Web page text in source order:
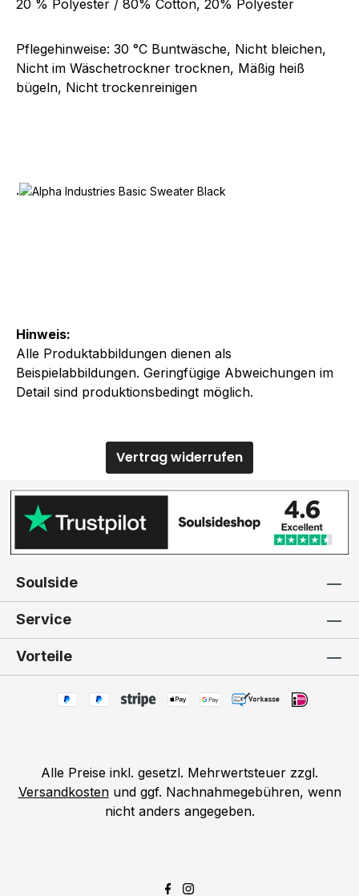
Hinweis:
Alle Produktabbildungen dienen als
Beispielabbildungen. Geringfügige Abweichungen im
Detail sind produktionsbedingt möglich.
20 % Polyester / 80% Cotton, 20% Polyester
Pflegehinweise: 30 °C Buntwäsche, Nicht bleichen,
Nicht im Wäschetrockner trocknen, Mäßig heiß
bügeln, Nicht trockenreinigen
.
Vertrag widerrufen
Soulside
Service
Vorteile
Alle Preise inkl. gesetzl. Mehrwertsteuer zzgl.
Versandkostenund ggf. Nachnahmegebühren, wenn
nicht anders angegeben.